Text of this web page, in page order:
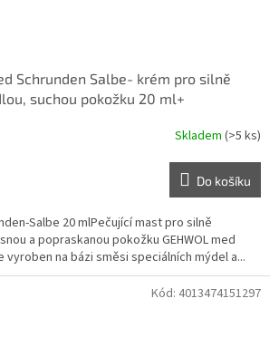
Schrunden Salbe- krém pro silně
suchou pokožku 20 ml+
Skladem (>5 ks)
Do košíku
Salbe 20 mlPečující mast pro silně
a popraskanou pokožku GEHWOL med
je vyroben na bázi směsi speciálních mýdel a...
Kód: 4013474151297